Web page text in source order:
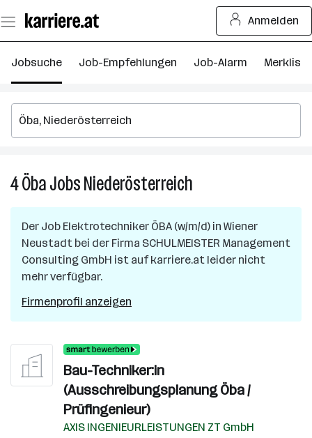
Seiteninhalt
springen
Anmelden
Jobsuche Job-Empfehlungen Job-Alarm Merkliste
4ÖbaJobsNiederösterreich
in
Niederösterreich
Der Job Elektrotechniker ÖBA (w/m/d) in Wiener
Neustadt bei der Firma SCHULMEISTER Management
Consulting GmbH ist auf karriere.at leider nicht
mehr verfügbar.
Firmenprofil anzeigen
Bau-Techniker:in
(Ausschreibungsplanung Öba /
Prüfingenieur)
AXIS INGENIEURLEISTUNGEN ZT GmbH